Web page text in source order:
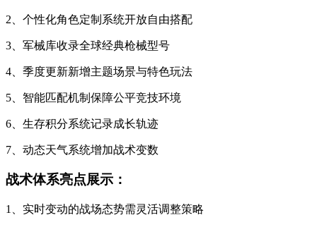
2、个性化角色定制系统开放自由搭配
3、军械库收录全球经典枪械型号
4、季度更新新增主题场景与特色玩法
5、智能匹配机制保障公平竞技环境
6、生存积分系统记录成长轨迹
7、动态天气系统增加战术变数
战术体系亮点展示：
1、实时变动的战场态势需灵活调整策略